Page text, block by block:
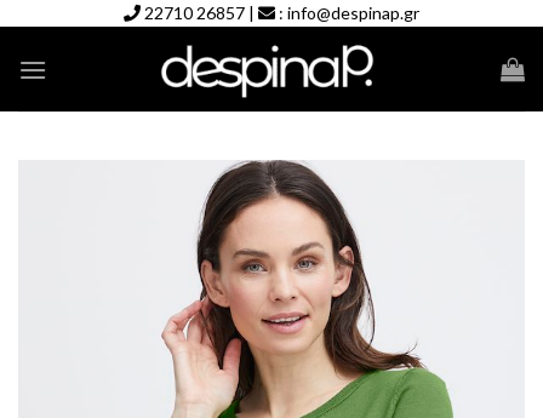
content
22710 26857 | : info@despinap.gr